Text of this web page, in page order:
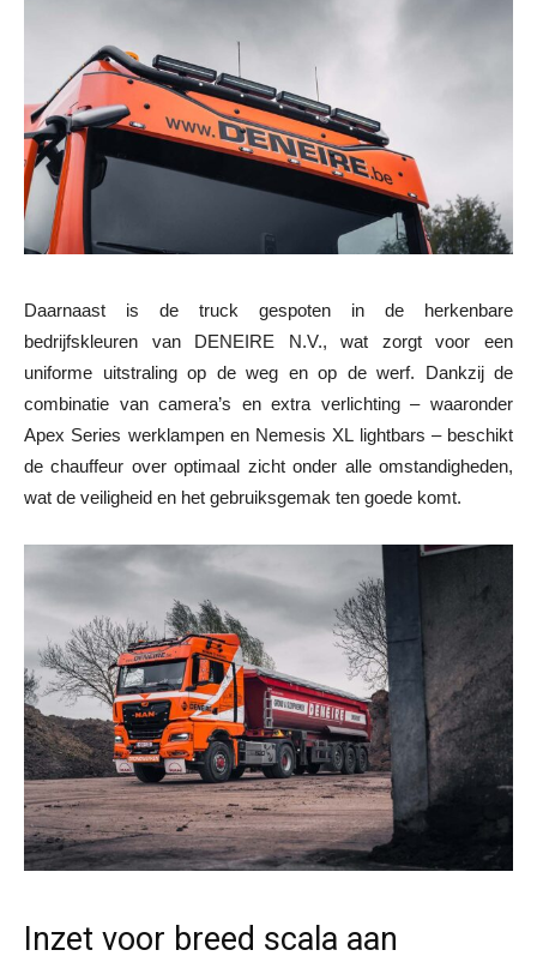
Daarnaast is de truck gespoten in de herkenbare
bedrijfskleuren van DENEIRE N.V., wat zorgt voor een
uniforme uitstraling op de weg en op de werf. Dankzij de
combinatie van camera’s en extra verlichting – waaronder
Apex Series werklampen en Nemesis XL lightbars – beschikt
de chauffeur over optimaal zicht onder alle omstandigheden,
wat de veiligheid en het gebruiksgemak ten goede komt.
Inzet voor breed scala aan